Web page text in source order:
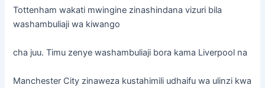
Tottenham wakati mwingine zinashindana vizuri bila
washambuliaji wa kiwango
cha juu. Timu zenye washambuliaji bora kama Liverpool na
Manchester City zinaweza kustahimili udhaifu wa ulinzi kwa